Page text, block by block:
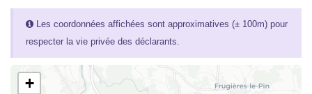
Les coordonnées affichées sont approximatives (± 100m) pour
respecter la vie privée des déclarants.
+